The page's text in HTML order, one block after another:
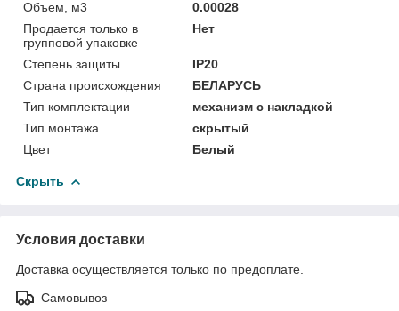
Объем, м3
0.00028
Продается только в
групповой упаковке
Нет
Степень защиты
IP20
Страна происхождения
БЕЛАРУСЬ
Тип комплектации
механизм с накладкой
Тип монтажа
скрытый
Цвет
Белый
Скрыть
Условия доставки
Доставка осуществляется только по предоплате.
Самовывоз